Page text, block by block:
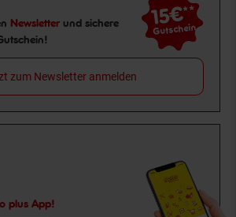
Newsletter und sichere
15€**
Gutschein
zum Newsletter anmelden
plus App!